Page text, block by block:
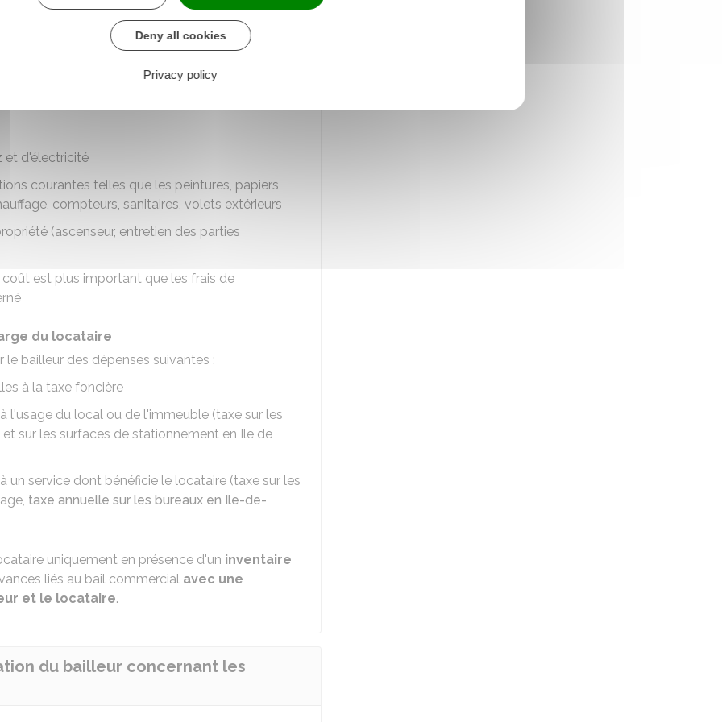
lui demander le remboursement de
des charges le prévoit
, dites dépenses locatives
et d'électricité
courantes telles que les peintures, papiers
compteurs, sanitaires, volets extérieurs
(ascenseur, entretien des parties
est plus important que les frais de
du locataire
bailleur des dépenses suivantes :
à la taxe foncière
l'usage du local ou de l'immeuble (taxe sur les
sur les surfaces de stationnement en Ile de
un service dont bénéficie le locataire (taxe sur les
taxe annuelle sur les bureaux en Ile-de-
uniquement en présence d'un inventaire
liés au bail commercial avec une
et le locataire.
du bailleur concernant les
Deny all cookies
Privacy policy